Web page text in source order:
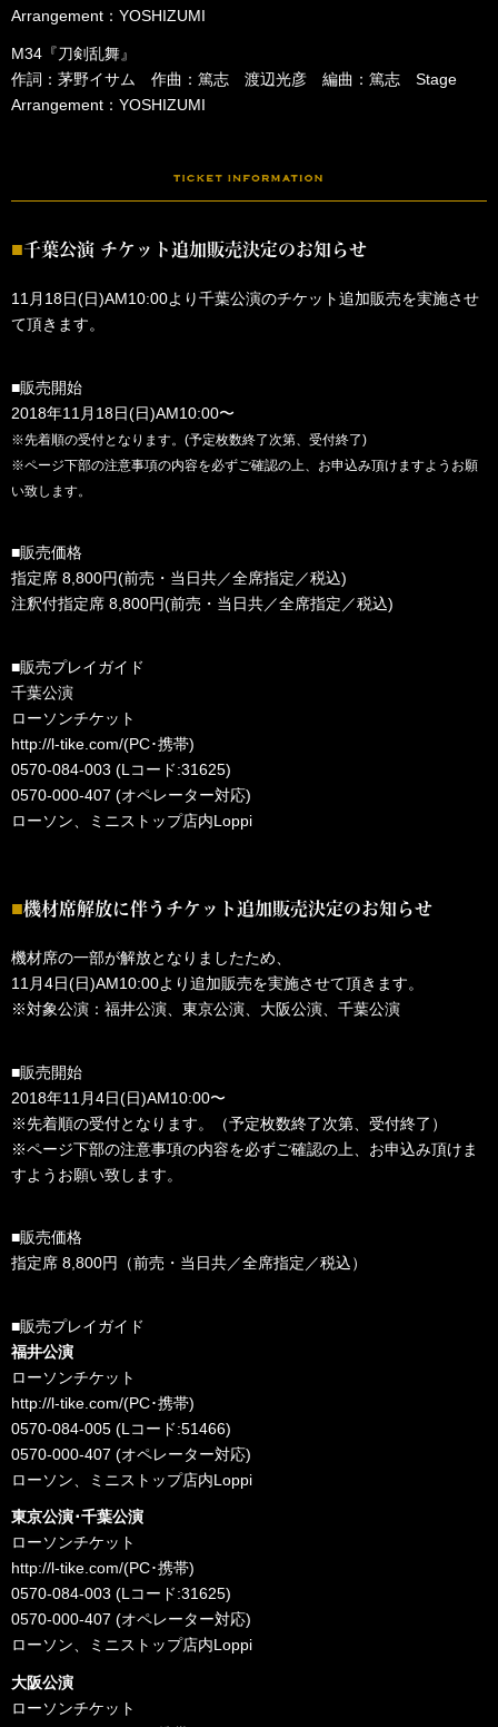
Arrangement：YOSHIZUMI
M34『刀剣乱舞』
作詞：茅野イサム 作曲：篤志 渡辺光彦 編曲：篤志 Stage
Arrangement：YOSHIZUMI
千葉公演 チケット追加販売決定のお知らせ
11月18日(日)AM10:00より千葉公演のチケット追加販売を実施させ
て頂きます。
■販売開始
2018年11月18日(日)AM10:00〜
※先着順の受付となります。(予定枚数終了次第、受付終了)
※ページ下部の注意事項の内容を必ずご確認の上、お申込み頂けますようお願
い致します。
■販売価格
指定席 8,800円(前売・当日共／全席指定／税込)
注釈付指定席 8,800円(前売・当日共／全席指定／税込)
■販売プレイガイド
千葉公演
ローソンチケット
http://l-tike.com/(PC･携帯)
0570-084-003 (Lコード:31625)
0570-000-407 (オペレーター対応)
ローソン、ミニストップ店内Loppi
機材席解放に伴うチケット追加販売決定のお知らせ
機材席の一部が解放となりましたため、
11月4日(日)AM10:00より追加販売を実施させて頂きます。
※対象公演：福井公演、東京公演、大阪公演、千葉公演
■販売開始
2018年11月4日(日)AM10:00〜
※先着順の受付となります。（予定枚数終了次第、受付終了）
※ページ下部の注意事項の内容を必ずご確認の上、お申込み頂けま
すようお願い致します。
■販売価格
指定席 8,800円（前売・当日共／全席指定／税込）
■販売プレイガイド
福井公演
ローソンチケット
http://l-tike.com/(PC･携帯)
0570-084-005 (Lコード:51466)
0570-000-407 (オペレーター対応)
ローソン、ミニストップ店内Loppi
東京公演･千葉公演
ローソンチケット
http://l-tike.com/(PC･携帯)
0570-084-003 (Lコード:31625)
0570-000-407 (オペレーター対応)
ローソン、ミニストップ店内Loppi
大阪公演
ローソンチケット